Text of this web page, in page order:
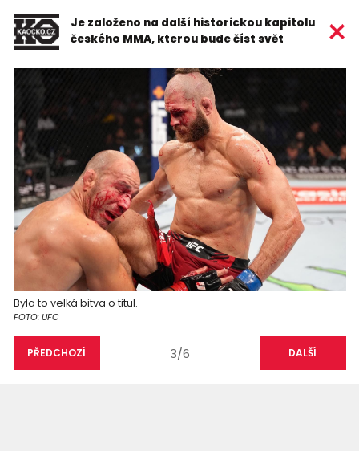
Je založeno na další historickou kapitolu
českého MMA, kterou bude číst svět
Byla to velká bitva o titul.
FOTO: UFC
PŘEDCHOZÍ 3/6 DALŠÍ